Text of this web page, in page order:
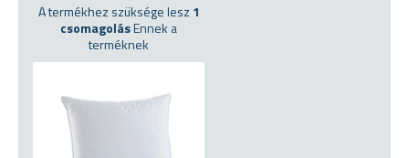
A termékhez szüksége lesz 1
csomagolásEnnek a
terméknek